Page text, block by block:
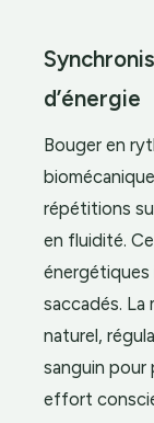
d’énergie
Bouger en
répétitions
en fluidité.
énergétiques
saccadés. La
naturel,
sanguin pour
effort